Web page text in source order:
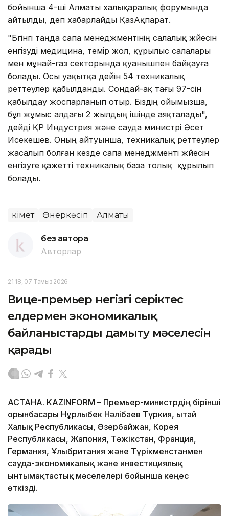
бойынша 4-ші Алматы халықаралық форумында
айтылды, деп хабарлайды ҚазАқпарат.
"Бүгінгі таңда сапа менеджментінің салалық жүйесін
енгізуді медицина, темір жол, құрылыс салалары
мен мұнай-газ секторында қуанышпен байқауға
болады. Осы уақытқа дейін 54 техникалық
реттеулер қабылданды. Сондай-ақ тағы 97-сін
қабылдау жоспарланып отыр. Біздің ойымызша,
бұл жұмыс алдағы 2 жылдың ішінде аяқталады",
дейді ҚР Индустрия және сауда министрі Әсет
Исекешев. Оның айтуынша, техникалық реттеулер
жасалып болған кезде сапа менеджменті жүйесін
енгізуге қажетті техникалық база толық құрылып
болады.
Үкімет Өнеркәсіп Алматы
без автора
Авторлар
21:18, 07 Тамыз 2026
Вице-премьер негізгі серіктес
елдермен экономикалық
байланыстарды дамыту мәселесін
қарады
АСТАНА. KAZINFORM – Премьер-министрдің бірінші
орынбасары Нұрлыбек Нәлібаев Түркия, Қытай
Халық Республикасы, Әзербайжан, Корея
Республикасы, Жапония, Тәжікстан, Франция,
Германия, Ұлыбритания және Түрікменстанмен
сауда-экономикалық және инвестициялық
ынтымақтастық мәселелері бойынша кеңес
өткізді.